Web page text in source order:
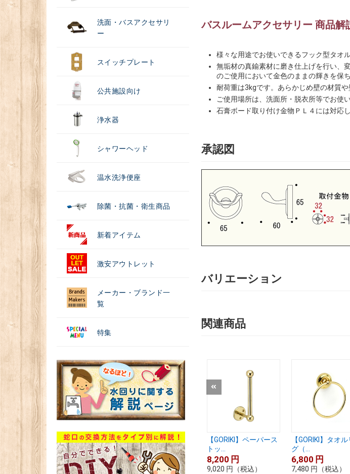
洗面・バスアクセサリ
ー
スイッチプレート
公共施設向け
浄水器
シャワーヘッド
温水洗浄便座
除菌・抗菌・衛生商品
新着アイテム
激安アウトレット
メーカー・ブランド一
覧
特集
バスルームアクセサリー 商品解
様々な用途でお使いできるフック型タオ
無垢材の真鍮素材に磨き仕上げを行い、
のご使用において金色のままの輝きを保
耐荷重は3kgです。あらかじめ壁の材質
ご使用場所は、洗面所・脱衣所等でお使
石膏ボード取り付け金物ＰＬ４には対応
承認図
バリエーション
関連商品
【GORIKI】ペーパース
トッ...
8,200 円
9,020 円 （税込）
【GORIKI】タオ
グ（...
6,800 円
7,480 円 （税込）